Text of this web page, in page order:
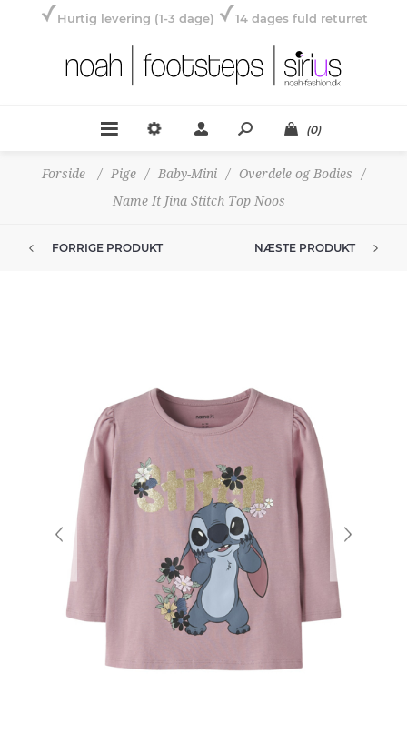
Hurtig levering (1-3 dage) 14 dages fuld returret
(0)
Forside / Pige / Baby-Mini / Overdele og Bodies
/
Name It Jina Stitch Top Noos
FORRIGE PRODUKT NÆSTE PRODUKT